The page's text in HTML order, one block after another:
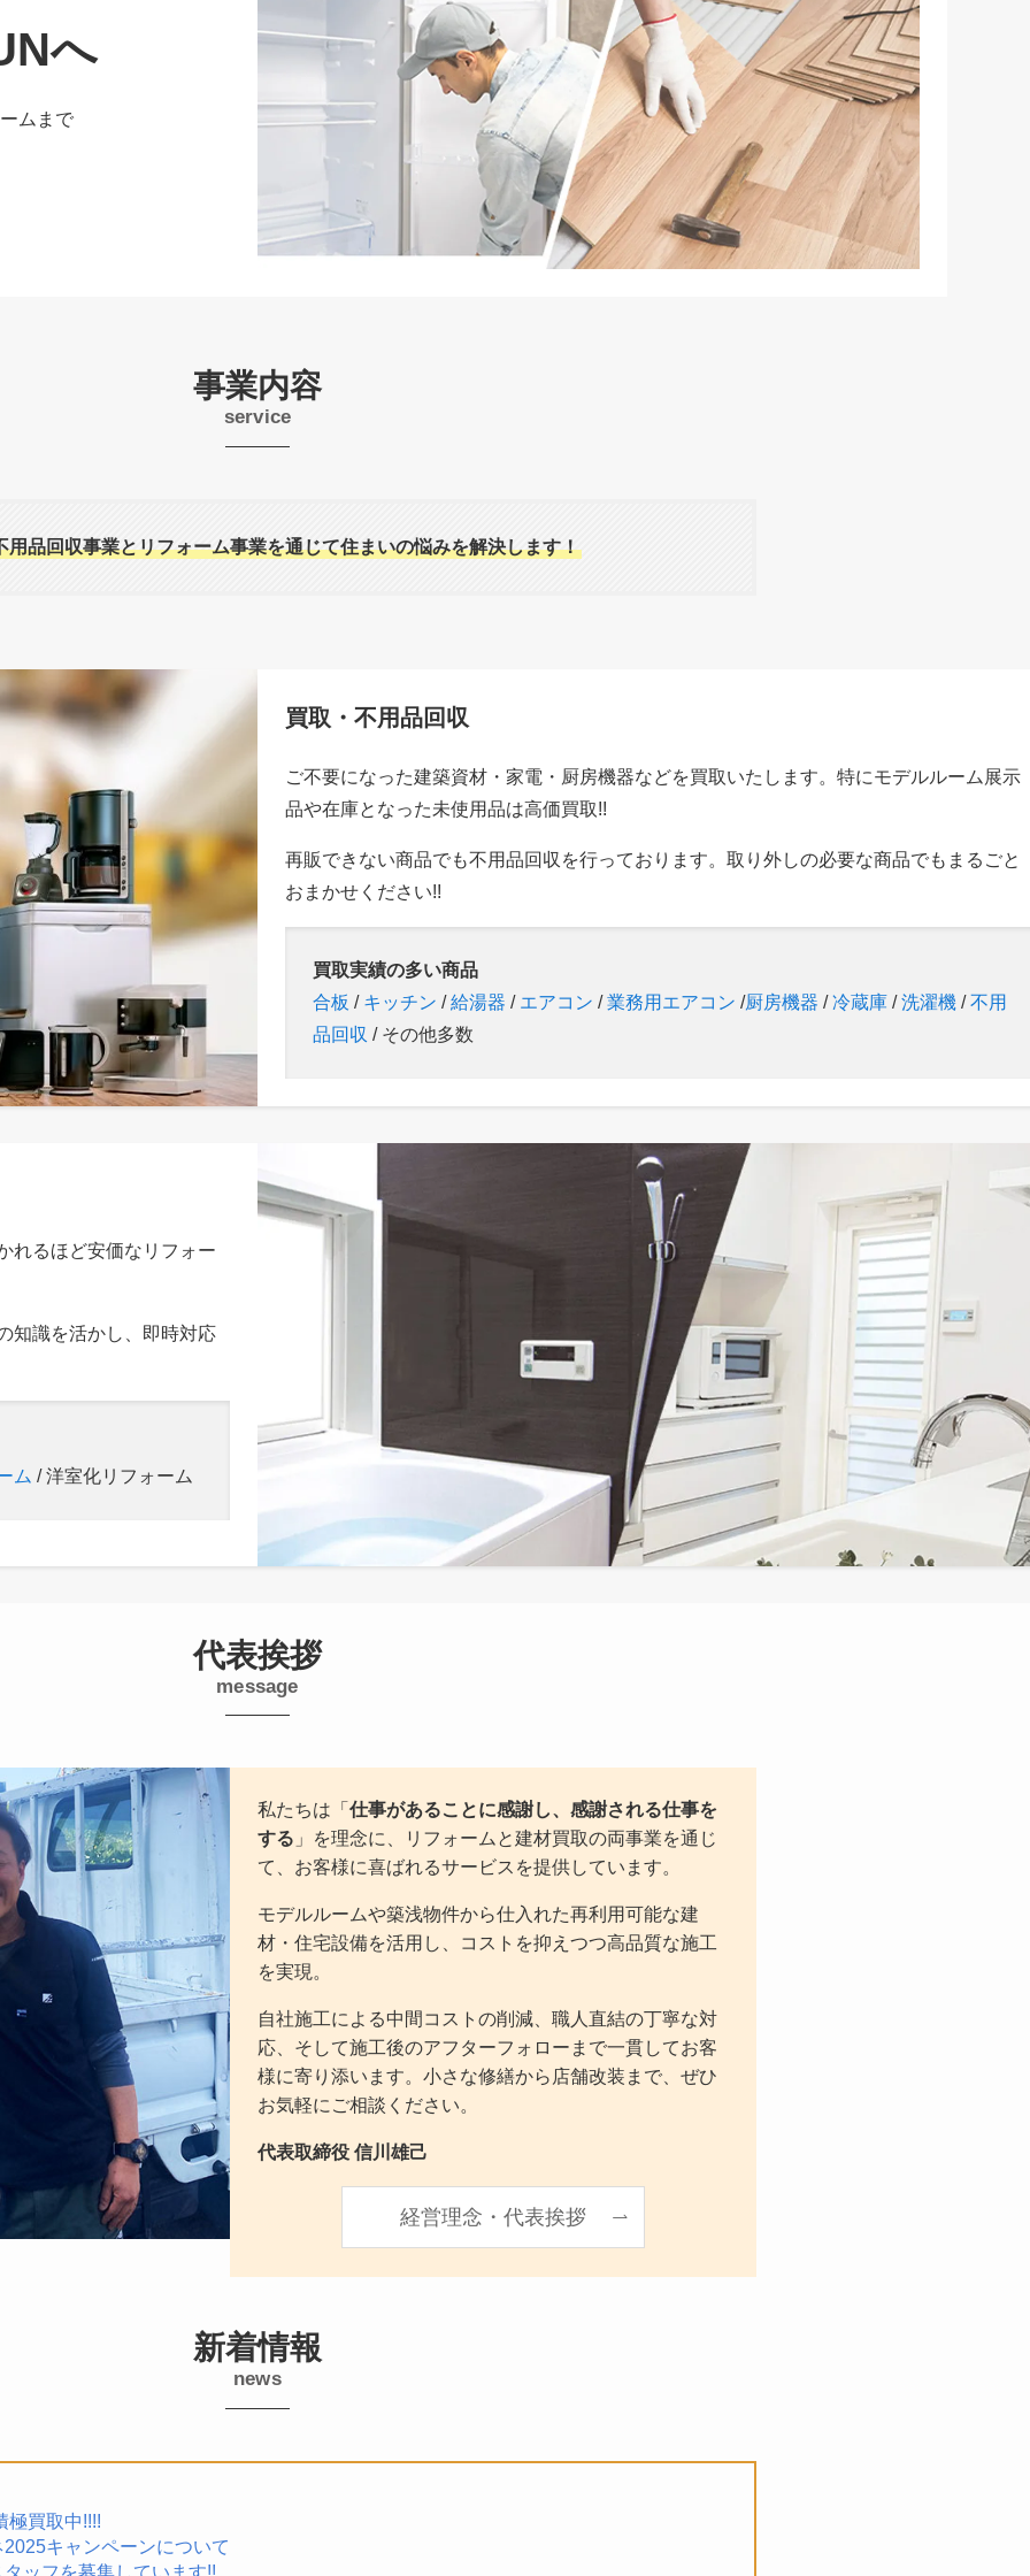
へ
ムまで
事業内容
service
用品回収事業とリフォーム事業を通じて住まいの悩みを解決します！
買取・不用品回収
ご不要になった建築資材・家電・厨房機器などを買取いたします。特にモデルルーム展示
品や在庫となった未使用品は高価買取!!
再販できない商品でも不用品回収を行っております。取り外しの必要な商品でもまるごと
おまかせください!!
買取実績の多い商品
合板 / キッチン /給湯器 / エアコン /業務用エアコン /厨房機器 /冷蔵庫 /洗濯機 /不用
品回収 / その他多数
れるほど安価なリフォー
知識を活かし、即時対応
ム / 洋室化リフォーム
代表挨拶
message
私たちは「 仕事があることに感謝し、感謝される仕事を
する 」を理念に、リフォームと建材買取の両事業を通じ
て、お客様に喜ばれるサービスを提供しています。
モデルルームや築浅物件から仕入れた再利用可能な建
材・住宅設備を活用し、コストを抑えつつ高品質な施工
を実現。
自社施工による中間コストの削減、職人直結の丁寧な対
応、そして施工後のアフターフォローまで一貫してお客
様に寄り添います。小さな修繕から店舗改装まで、ぜひ
お気軽にご相談ください。
代表取締役 信川雄己
経営理念・代表挨拶
新着情報
news
極買取中!!!!
キャンペーンについて
ッフを募集しています!!